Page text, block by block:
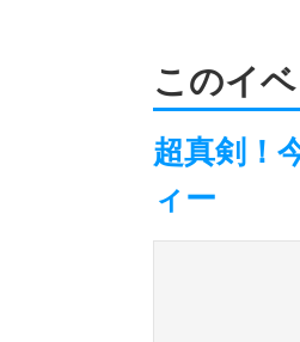
このイ
超真剣！
ィー